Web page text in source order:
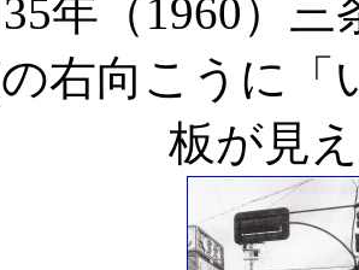
年（1960）
右向こうに「
板が見